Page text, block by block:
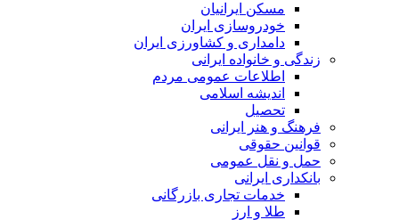
مسکن ایرانیان
خودروسازی ایران
دامداری و کشاورزی ایران
زندگی و خانواده ایرانی
اطلاعات عمومی مردم
اندیشه اسلامی
تحصیل
فرهنگ و هنر ایرانی
قوانین حقوقی
حمل و نقل عمومی
بانکداری ایرانی
خدمات تجاری بازرگانی
طلا و ارز